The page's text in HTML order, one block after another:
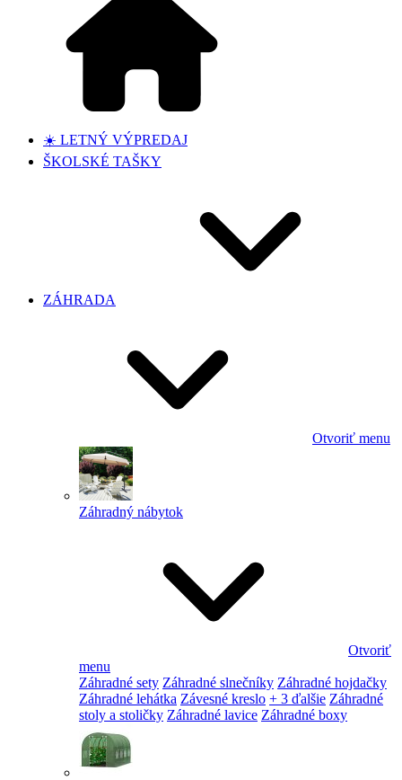
☀️ LETNÝ VÝPREDAJ
ŠKOLSKÉ TAŠKY
ZÁHRADA
Otvoriť menu
Záhradný nábytok
Otvoriť
menu
Záhradné sety Záhradné slnečníky Záhradné hojdačky
Záhradné lehátka Závesné kreslo + 3 ďalšie Záhradné
stoly a stoličky Záhradné lavice Záhradné boxy